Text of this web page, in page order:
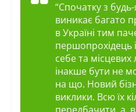
“Спочатку з
виникає багато
в Україні тим
першопрохідець
себе та
інакше бути не
на що. Новий
виклики. Всю їх